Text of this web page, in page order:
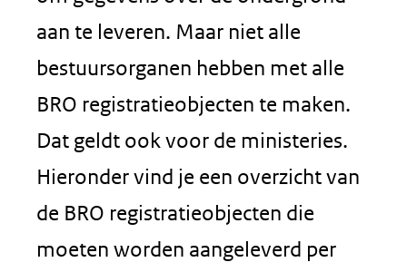
aan te leveren. Maar niet alle
bestuursorganen hebben met alle
BRO registratieobjecten te maken.
Dat geldt ook voor de ministeries.
Hieronder vind je een overzicht van
de BRO registratieobjecten die
moeten worden aangeleverd per